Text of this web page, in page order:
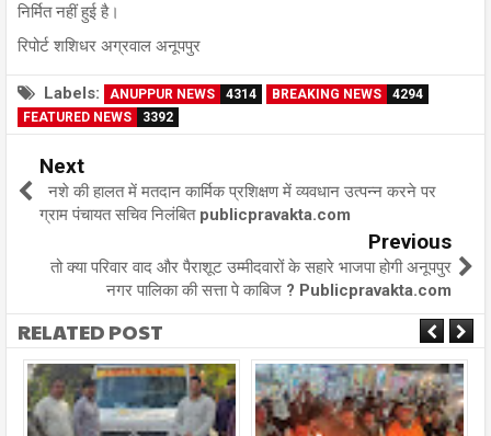
निर्मित नहीं हुई है।
रिपोर्ट शशिधर अग्रवाल अनूपपुर
Labels: ANUPPUR NEWS 4314 BREAKING NEWS
4294
FEATURED NEWS
3392
Next
नशे की हालत में मतदान कार्मिक प्रशिक्षण में व्यवधान उत्पन्न करने पर
ग्राम पंचायत सचिव निलंबित publicpravakta.com
Previous
तो क्या परिवार वाद और पैराशूट उम्मीदवारों के सहारे भाजपा होगी अनूपपुर
नगर पालिका की सत्ता पे काबिज ? Publicpravakta.com
RELATED POST